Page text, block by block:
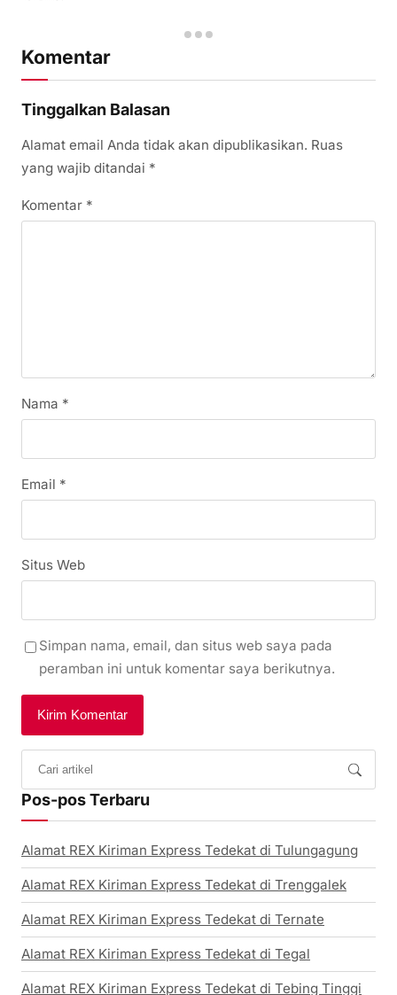
Komentar
Tinggalkan Balasan
Alamat email Anda tidak akan dipublikasikan. Ruas
yang wajib ditandai *
Komentar *
Nama *
Email *
Situs Web
Simpan nama, email, dan situs web saya pada
peramban ini untuk komentar saya berikutnya.
Pos-pos Terbaru
Alamat REX Kiriman Express Tedekat di Tulungagung
Alamat REX Kiriman Express Tedekat di Trenggalek
Alamat REX Kiriman Express Tedekat di Ternate
Alamat REX Kiriman Express Tedekat di Tegal
Alamat REX Kiriman Express Tedekat di Tebing Tinggi